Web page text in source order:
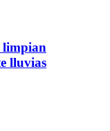
limpian
lluvias